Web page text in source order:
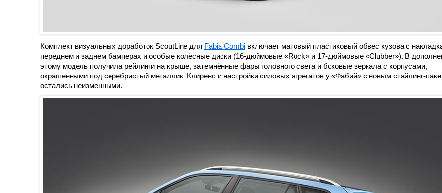
Комплект визуальных доработок ScoutLine для Fabia Combi включает матовый пластиковый обвес кузова с
переднем и заднем бамперах и особые колёсные диски (16-дюймовые «Rock» и 17-дюймовые «Clubber»). В
этому модель получила рейлинги на крыше, затемнённые фары головного света и боковые зеркала с корпусами,
окрашенными под серебристый металлик. Клиренс и настройки силовых агрегатов у «Фабий» с новым стайлинг-
остались неизменными.